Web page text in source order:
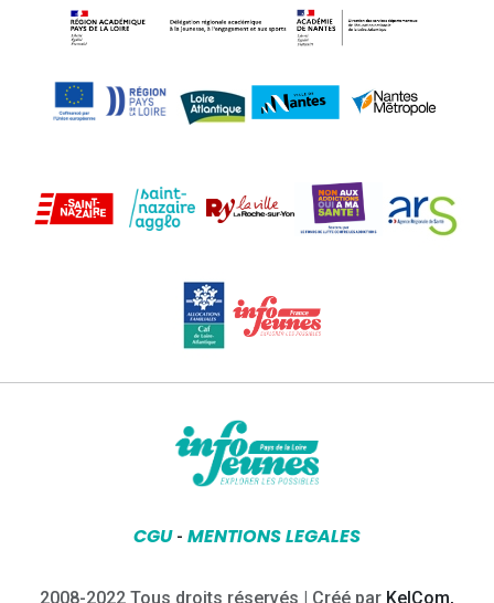
CGU- MENTIONS LEGALES
2008-2022 Tous droits réservés | Créé par KelCom,